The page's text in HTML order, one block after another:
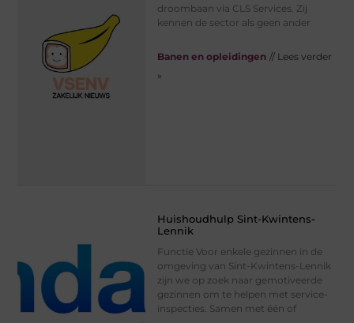
droombaan via CLS Services. Zij
kennen de sector als geen ander
Banen en opleidingen // Lees verder
»
Huishoudhulp Sint-Kwintens-
Lennik
Functie Voor enkele gezinnen in de
omgeving van Sint-Kwintens-Lennik
zijn we op zoek naar gemotiveerde
gezinnen om te helpen met service-
inspecties. Samen met één of